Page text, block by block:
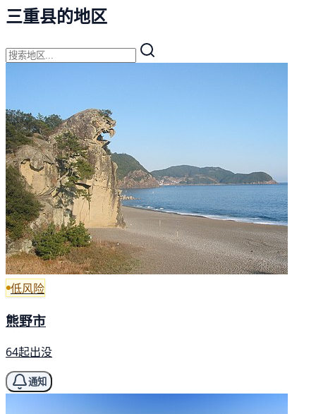
三重县的地区
低风险
熊野市
64起出没
通知